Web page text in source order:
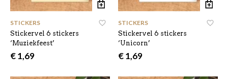
STICKERS
Stickervel 6 stickers
‘Muziekfeest’
€1,69
STICKERS
Stickervel 6 stickers
‘Unicorn’
€1,69